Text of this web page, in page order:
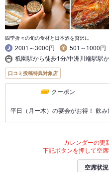
四季折々の旬の食材と日本酒を贅沢に
2001～3000円
501～1000円
祇園駅から徒歩1分/中洲川端駅駅
口コミ投稿特典対象店
クーポン
平日（月ー木）の宴会がお得！ 飲
カレンダーの更
下記ボタンを押して空
空席状